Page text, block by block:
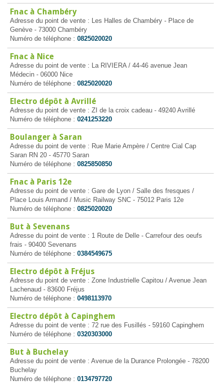
Fnac à Chambéry
Adresse du point de vente : Les Halles de Chambéry - Place de
Genève - 73000 Chambéry
Numéro de téléphone : 0825020020
Fnac à Nice
Adresse du point de vente : La RIVIERA / 44-46 avenue Jean
Médecin - 06000 Nice
Numéro de téléphone : 0825020020
Electro dépôt à Avrillé
Adresse du point de vente : ZI de la croix cadeau - 49240 Avrillé
Numéro de téléphone : 0241253220
Boulanger à Saran
Adresse du point de vente : Rue Marie Ampère / Centre Cial Cap
Saran RN 20 - 45770 Saran
Numéro de téléphone : 0825850850
Fnac à Paris 12e
Adresse du point de vente : Gare de Lyon / Salle des fresques /
Place Louis Armand / Music Railway SNC - 75012 Paris 12e
Numéro de téléphone : 0825020020
But à Sevenans
Adresse du point de vente : 1 Route de Delle - Carrefour des oeufs
frais - 90400 Sevenans
Numéro de téléphone : 0384549675
Electro dépôt à Fréjus
Adresse du point de vente : Zone Industrielle Capitou / Avenue Jean
Lachenaud - 83600 Fréjus
Numéro de téléphone : 0498113970
Electro dépôt à Capinghem
Adresse du point de vente : 72 rue des Fusillés - 59160 Capinghem
Numéro de téléphone : 0320303000
But à Buchelay
Adresse du point de vente : Avenue de la Durance Prolongée - 78200
Buchelay
Numéro de téléphone : 0134797720